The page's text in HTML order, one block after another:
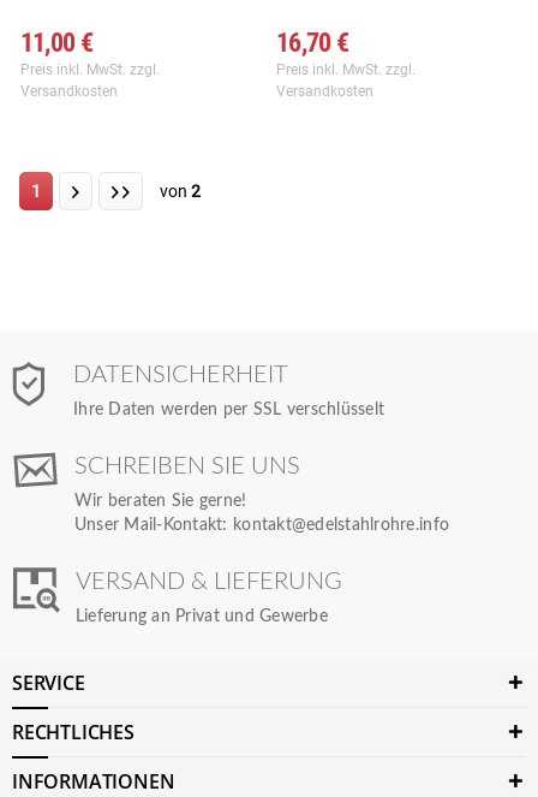
11,00 €
Preis inkl. MwSt. zzgl.
Versandkosten
16,70 €
Preis inkl. MwSt. zzgl.
Versandkosten
1 von 2
DATENSICHERHEIT
Ihre Daten werden per SSL verschlüsselt
SCHREIBEN SIE UNS
Wir beraten Sie gerne!
Unser Mail-Kontakt: kontakt@edelstahlrohre.info
VERSAND & LIEFERUNG
Lieferung an Privat und Gewerbe
SERVICE
RECHTLICHES
INFORMATIONEN